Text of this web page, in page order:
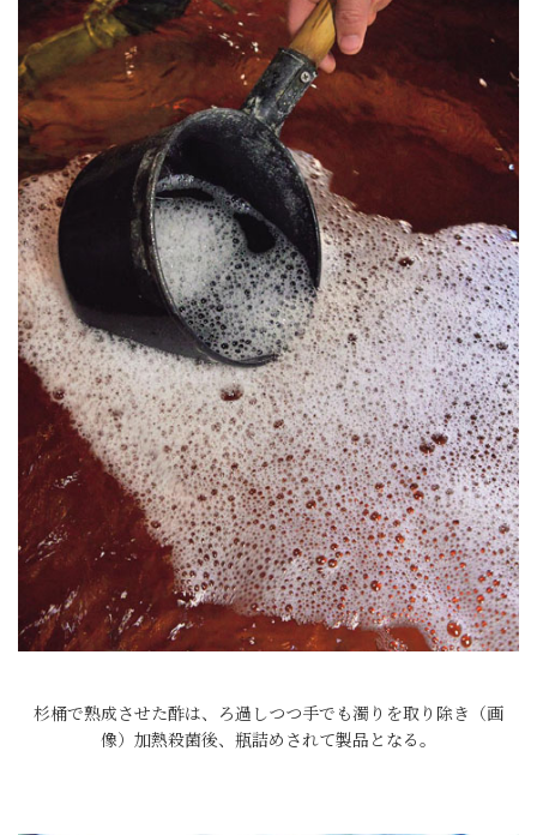
杉桶で熟成させた酢は、ろ過しつつ手でも濁りを取り除き（画
像）加熱殺菌後、瓶詰めされて製品となる。